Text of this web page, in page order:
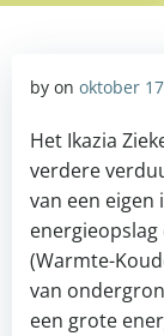
by on oktober
Het Ikazia
verdere
van een
energieopslag
(Warmte-
van
een grote